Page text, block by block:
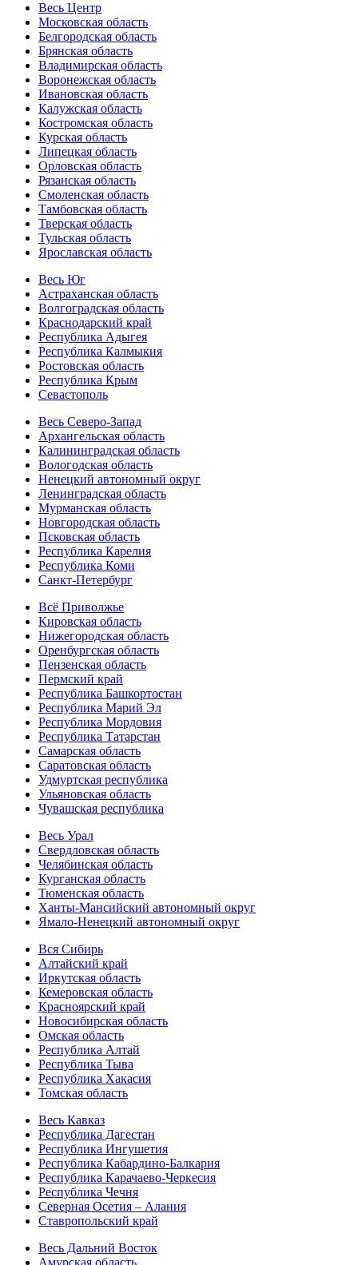
Весь Центр
Московская область
Белгородская область
Брянская область
Владимирская область
Воронежская область
Ивановская область
Калужская область
Костромская область
Курская область
Липецкая область
Орловская область
Рязанская область
Смоленская область
Тамбовская область
Тверская область
Тульская область
Ярославская область
Весь Юг
Астраханская область
Волгоградская область
Краснодарский край
Республика Адыгея
Республика Калмыкия
Ростовская область
Республика Крым
Севастополь
Весь Северо-Запад
Архангельская область
Калининградская область
Вологодская область
Ненецкий автономный округ
Ленинградская область
Мурманская область
Новгородская область
Псковская область
Республика Карелия
Республика Коми
Санкт-Петербург
Всё Приволжье
Кировская область
Нижегородская область
Оренбургская область
Пензенская область
Пермский край
Республика Башкортостан
Республика Марий Эл
Республика Мордовия
Республика Татарстан
Самарская область
Саратовская область
Удмуртская республика
Ульяновская область
Чувашская республика
Весь Урал
Свердловская область
Челябинская область
Курганская область
Тюменская область
Ханты-Мансийский автономный округ
Ямало-Ненецкий автономный округ
Вся Сибирь
Алтайский край
Иркутская область
Кемеровская область
Красноярский край
Новосибирская область
Омская область
Республика Алтай
Республика Тыва
Республика Хакасия
Томская область
Весь Кавказ
Республика Дагестан
Республика Ингушетия
Республика Кабардино-Балкария
Республика Карачаево-Черкесия
Республика Чечня
Северная Осетия – Алания
Ставропольский край
Весь Дальний Восток
Амурская область